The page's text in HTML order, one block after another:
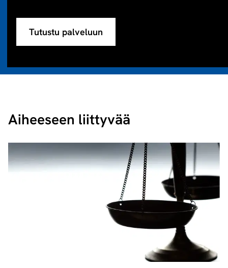
Tutustu palveluun
Aiheeseen liittyvää